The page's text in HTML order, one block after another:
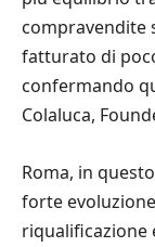
compravendite
fatturato di
confermando
Colaluca,
Roma, in
forte
riqualificazione